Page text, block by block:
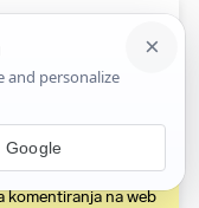
Relevantni
obvezan je
komentiranja na web
Google